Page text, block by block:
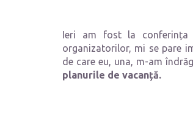
Ieri am fost la conferința
organizatorilor, mi se pare
de care eu, una, m-am
planurile de vacanță.